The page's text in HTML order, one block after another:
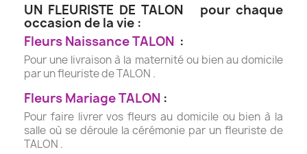
UN FLEURISTE DE TALON pour chaque
occasion de la vie :
Fleurs Naissance TALON :
Pour une livraison à la maternité ou bien au domicile
par un fleuriste de TALON .
Fleurs Mariage TALON :
Pour faire livrer vos fleurs au domicile ou bien à la
salle où se déroule la cérémonie par un fleuriste de
TALON .